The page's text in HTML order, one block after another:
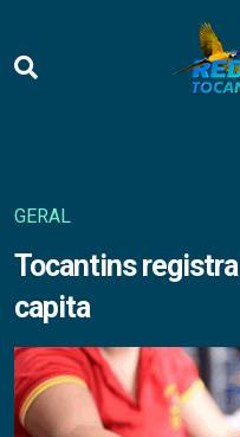
GERAL
Tocantins
capita